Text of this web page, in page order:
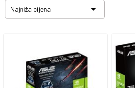
Najniža cijena 